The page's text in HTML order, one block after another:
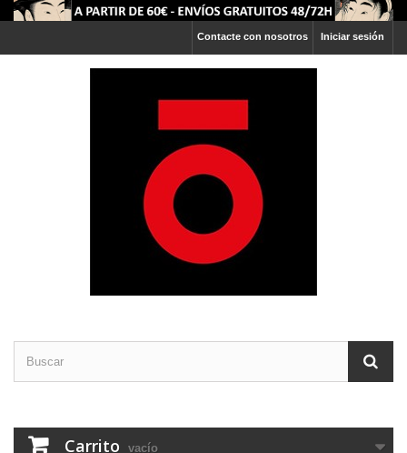
Iniciar sesión
Contacte con nosotros
Carrito vacío